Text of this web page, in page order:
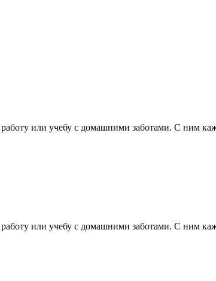
работу или учебу с домашними заботами. С ним
работу или учебу с домашними заботами. С ним